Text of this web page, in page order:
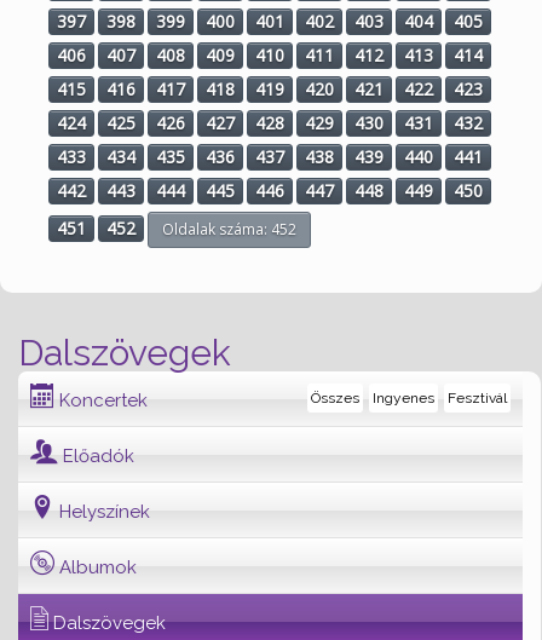
Dalszövegek
Koncertek Fesztivál
Ingyenes
Összes
Előadók
Helyszínek
Albumok
Dalszövegek
397
398 399 400 401 402 403 404
405
406
407 408 409 410 411 412 413
414
415
416 417 418 419 420 421 422
423
424
425 426 427 428 429 430 431
432
433
434 435 436 437 438 439 440
441
442
443 444 445 446 447 448 449
450
451
452 Oldalak száma: 452